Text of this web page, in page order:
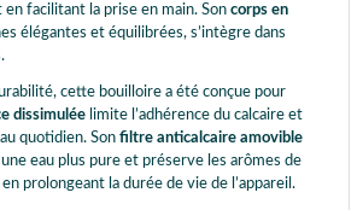
facilitant la prise en main. Son corps en
élégantes et équilibrées, s’intègre dans
cette bouilloire a été conçue pour
dissimulée limite l’adhérence du calcaire et
quotidien. Son filtre anticalcaire amovible
eau plus pure et préserve les arômes de
prolongeant la durée de vie de l’appareil.